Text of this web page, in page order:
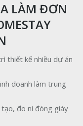
LÀM ĐƠN
thiết kế nhiều dự án
doanh làm trung
đo ni đóng giày